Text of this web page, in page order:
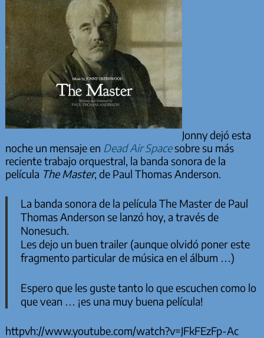
Jonny dejó esta
noche un mensaje en Dead Air Spacesobre su más
reciente trabajo orquestral, la banda sonora de la
película The Master, de Paul Thomas Anderson.
La banda sonora de la películaThe Masterde Paul
Thomas Anderson se lanzó hoy, a través de
Nonesuch.
Les dejo un buen trailer (aunque olvidó poner este
fragmento particular de música en el álbum …)
Espero que les guste tanto lo que escuchen como lo
que vean … ¡es una muy buena película!
httpvh://www.youtube.com/watch?v=JFkFEzFp-Ac